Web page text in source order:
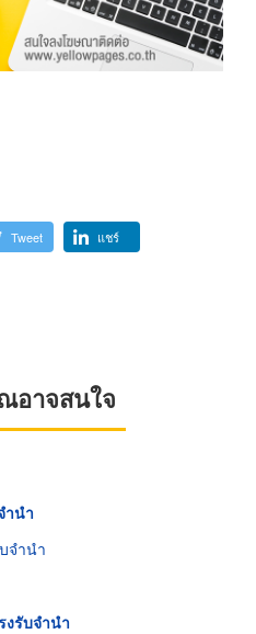
Tweet แชร์
อาจสนใจ
ำนำ
จำนำ
งรับจำนำ